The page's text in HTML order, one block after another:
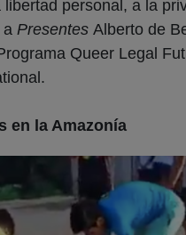
libertad personal, a la
a Presentes Alberto de
Queer Legal
en la Amazonía